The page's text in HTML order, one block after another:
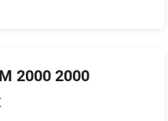
2000 2000